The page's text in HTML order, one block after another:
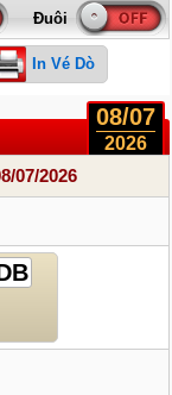
In Vé Dò
08/07
2026
07/2026